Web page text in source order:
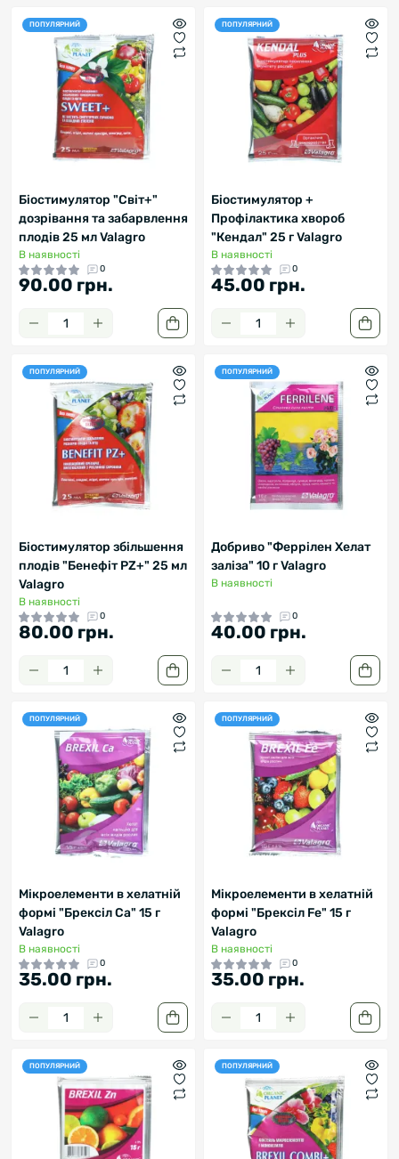
ПОПУЛЯРНИЙ
Біостимулятор "Світ+"
дозрівання та забарвлення
плодів 25 мл Valagro
В наявності
0
90.00 грн.
ПОПУЛЯРНИЙ
Біостимулятор +
Профілактика хвороб
"Кендал" 25 г Valagro
В наявності
0
45.00 грн.
ПОПУЛЯРНИЙ
Біостимулятор збільшення
плодів "Бенефіт PZ+" 25 мл
Valagro
В наявності
0
80.00 грн.
ПОПУЛЯРНИЙ
Добриво "Феррілен Хелат
заліза" 10 г Valagro
В наявності
0
40.00 грн.
ПОПУЛЯРНИЙ
Мікроелементи в хелатній
формі "Брексіл Ca" 15 г
Valagro
В наявності
0
35.00 грн.
ПОПУЛЯРНИЙ
Мікроелементи в хелатній
формі "Брексіл Fe" 15 г
Valagro
В наявності
0
35.00 грн.
ПОПУЛЯРНИЙ ПОПУЛЯРНИЙ